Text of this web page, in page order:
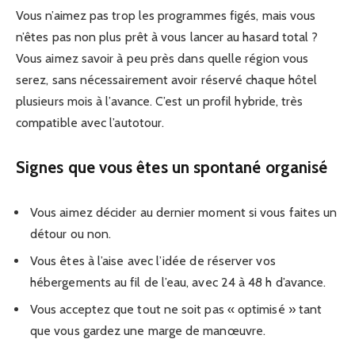
Vous n’aimez pas trop les programmes figés, mais vous
n’êtes pas non plus prêt à vous lancer au hasard total ?
Vous aimez savoir à peu près dans quelle région vous
serez, sans nécessairement avoir réservé chaque hôtel
plusieurs mois à l’avance. C’est un profil hybride, très
compatible avec l’autotour.
Signes que vous êtes un spontané organisé
Vous aimez décider au dernier moment si vous faites un
détour ou non.
Vous êtes à l’aise avec l’idée de réserver vos
hébergements au fil de l’eau, avec 24 à 48 h d’avance.
Vous acceptez que tout ne soit pas « optimisé » tant
que vous gardez une marge de manœuvre.